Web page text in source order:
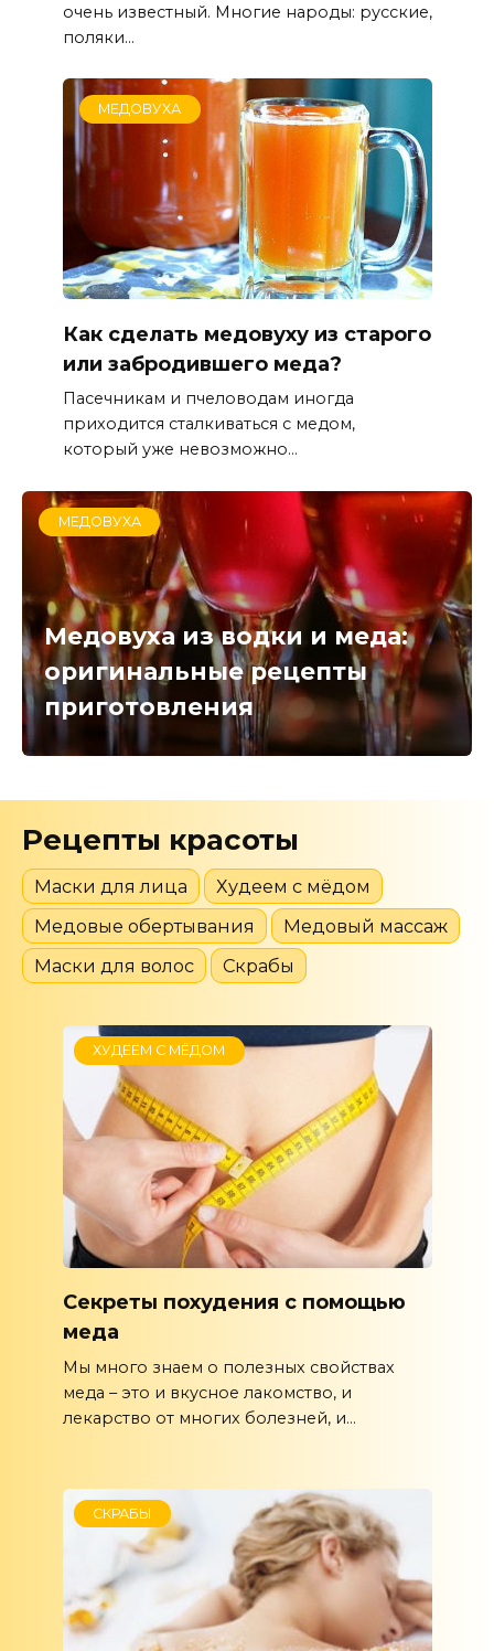
очень известный. Многие народы: русские,
поляки...
МЕДОВУХА
Как сделать медовуху из старого
или забродившего меда?
Пасечникам и пчеловодам иногда
приходится сталкиваться с медом,
который уже невозможно...
МЕДОВУХА
Медовуха из водки и меда:
оригинальные рецепты
приготовления
Рецепты красоты
Маски для лица
Худеем с мёдом
Медовые обертывания
Медовый массаж
Маски для волос
Скрабы
ХУДЕЕМ С МЁДОМ
Секреты похудения с помощью
меда
Мы много знаем о полезных свойствах
меда – это и вкусное лакомство, и
лекарство от многих болезней, и...
СКРАБЫ